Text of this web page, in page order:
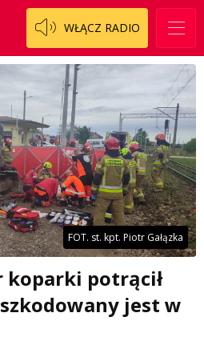
WŁĄCZ RADIO
FOT. st. kpt. Piotr Gałązka
potrącił
jest w